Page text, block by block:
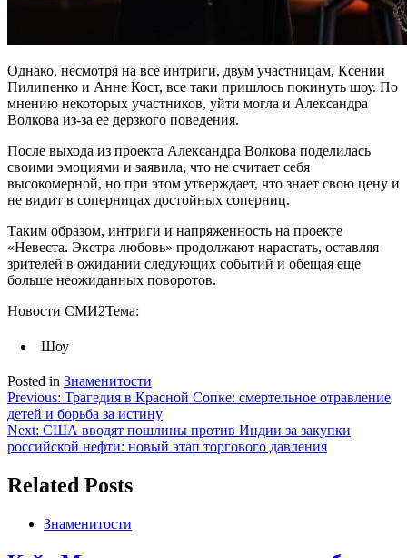
Однако, несмотря на все интриги, двум участницам, Ксении
Пилипенко и Анне Кост, все таки пришлось покинуть шоу. По
мнению некоторых участников, уйти могла и Александра
Волкова из-за ее дерзкого поведения.
После выхода из проекта Александра Волкова поделилась
своими эмоциями и заявила, что не считает себя
высокомерной, но при этом утверждает, что знает свою цену и
не видит в соперницах достойных соперниц.
Таким образом, интриги и напряженность на проекте
«Невеста. Экстра любовь» продолжают нарастать, оставляя
зрителей в ожидании следующих событий и обещая еще
больше неожиданных поворотов.
Новости СМИ2Тема:
Шоу
Posted in Знаменитости
Навигация
по
записям
Previous: Трагедия в Красной Сопке: смертельное отравление
детей и борьба за истину
Next: США вводят пошлины против Индии за закупки
российской нефти: новый этап торгового давления
Related Posts
Знаменитости